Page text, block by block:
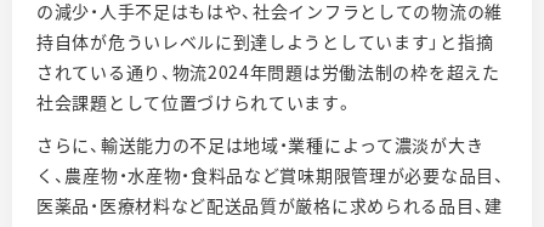
の減少・人手不足はもはや、社会インフラとしての物流の維
持自体が危ういレベルに到達しようとしています」と指摘
されている通り、物流2024年問題は労働法制の枠を超えた
社会課題として位置づけられています。
さらに、輸送能力の不足は地域・業種によって濃淡が大き
く、農産物・水産物・食料品など賞味期限管理が必要な品目、
医薬品・医療材料など配送品質が厳格に求められる品目、建